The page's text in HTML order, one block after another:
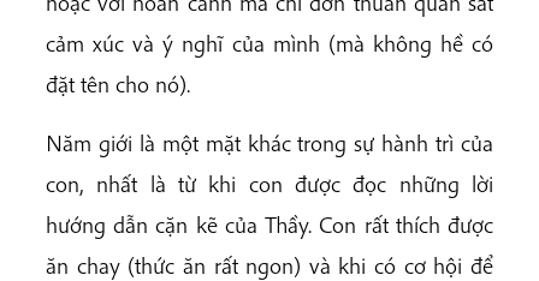
cảm xúc và ý nghĩ của mình (mà không hề có
đặt tên cho nó).
Năm giới là một mặt khác trong sự hành trì của
con, nhất là từ khi con được đọc những lời
hướng dẫn cặn kẽ của Thầy. Con rất thích được
ăn chay (thức ăn rất ngon) và khi có cơ hội để